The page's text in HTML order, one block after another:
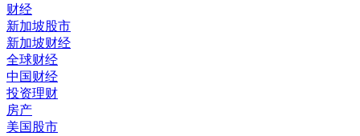
财经
新加坡股市
新加坡财经
全球财经
中国财经
投资理财
房产
美国股市